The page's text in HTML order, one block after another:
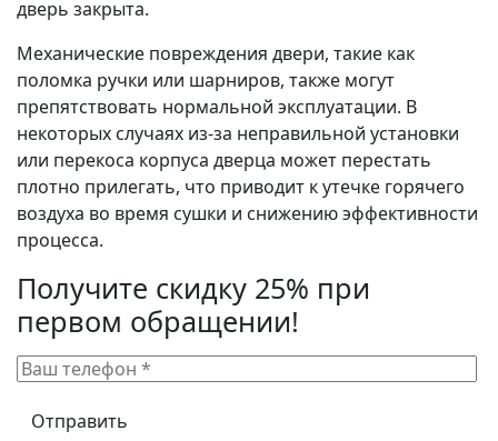
дверь закрыта.
Механические повреждения двери, такие как
поломка ручки или шарниров, также могут
препятствовать нормальной эксплуатации. В
некоторых случаях из-за неправильной установки
или перекоса корпуса дверца может перестать
плотно прилегать, что приводит к утечке горячего
воздуха во время сушки и снижению эффективности
процесса.
Получите скидку 25% при
первом обращении!